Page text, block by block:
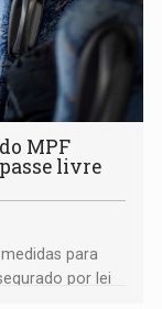
MPF
livre
para
por lei